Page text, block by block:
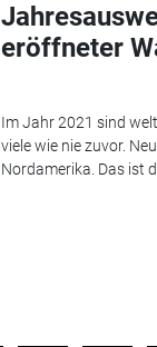
eröffneter
Im Jahr 2021 sind
viele wie nie zuvor.
Nordamerika. Das ist